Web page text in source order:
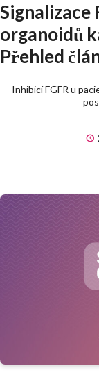
Signalizace
organoidů
Přehled
Inhibicí FGFR u